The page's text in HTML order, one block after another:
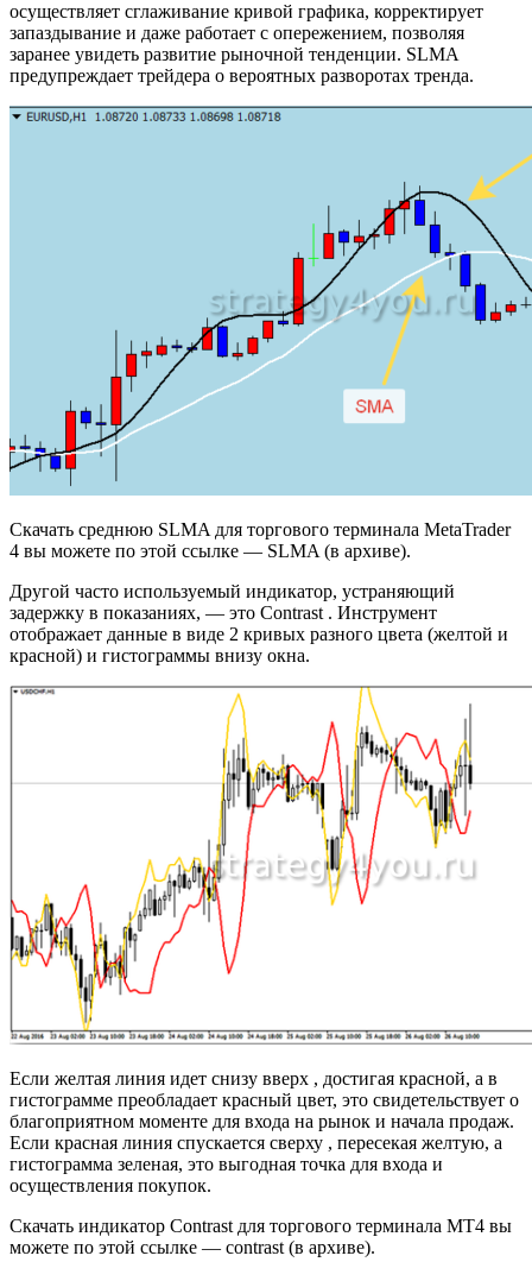
осуществляет сглаживание кривой графика, корректирует
запаздывание и даже работает с опережением, позволяя
заранее увидеть развитие рыночной тенденции. SLMA
предупреждает трейдера о вероятных разворотах тренда.
Скачать среднюю SLMA для торгового терминала MetaTrader
4 вы можете по этой ссылке — SLMA (в архиве).
Другой часто используемый индикатор, устраняющий
задержку в показаниях, — это Contrast . Инструмент
отображает данные в виде 2 кривых разного цвета (желтой и
красной) и гистограммы внизу окна.
Если желтая линия идет снизу вверх , достигая красной, а в
гистограмме преобладает красный цвет, это свидетельствует о
благоприятном моменте для входа на рынок и начала продаж.
Если красная линия спускается сверху , пересекая желтую, а
гистограмма зеленая, это выгодная точка для входа и
осуществления покупок.
Скачать индикатор Contrast для торгового терминала MT4 вы
можете по этой ссылке — contrast (в архиве).